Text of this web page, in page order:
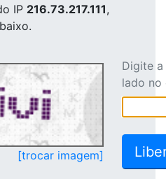
IP 216.73.217.111,
[trocar imagem]
Digite
lado no